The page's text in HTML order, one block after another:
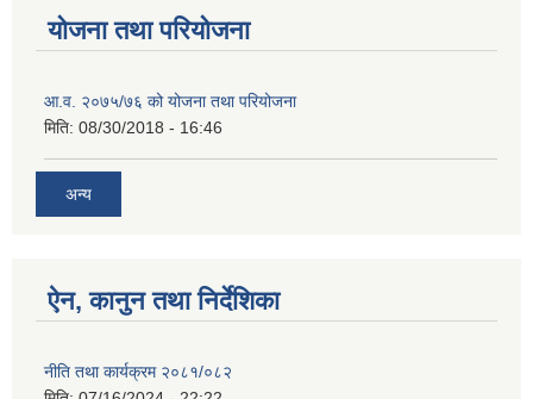
योजना तथा परियोजना
आ.व. २०७५/७६ को योजना तथा परियोजना
मिति: 08/30/2018 - 16:46
अन्य
ऐन, कानुन तथा निर्देशिका
नीति तथा कार्यक्रम २०८१/०८२